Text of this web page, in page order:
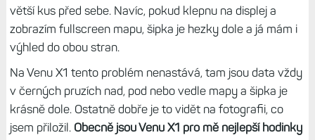
větší kus před sebe. Navíc, pokud klepnu na displej a
zobrazím fullscreen mapu, šipka je hezky dole a já mám i
výhled do obou stran.
Na Venu X1 tento problém nenastává, tam jsou data vždy
v černých pruzích nad, pod nebo vedle mapy a šipka je
krásně dole. Ostatně dobře je to vidět na fotografii, co
jsem přiložil. Obecně jsou Venu X1 pro mě nejlepší hodinky